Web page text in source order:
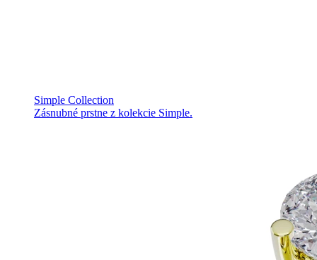
Simple Collection
Zásnubné prstne z kolekcie Simple.